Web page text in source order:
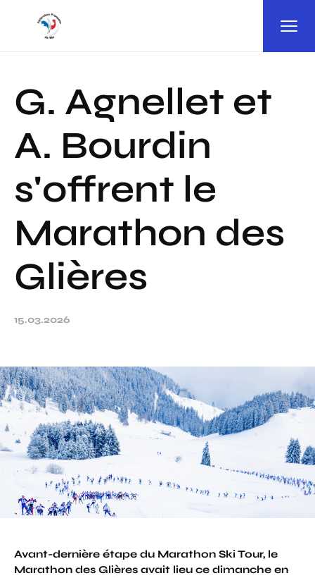
G. Agnellet et
A. Bourdin
s'offrent le
Marathon des
Glières
15.03.2026
Avant-dernière étape du Marathon Ski Tour, le
Marathon des Glières avait lieu ce dimanche en